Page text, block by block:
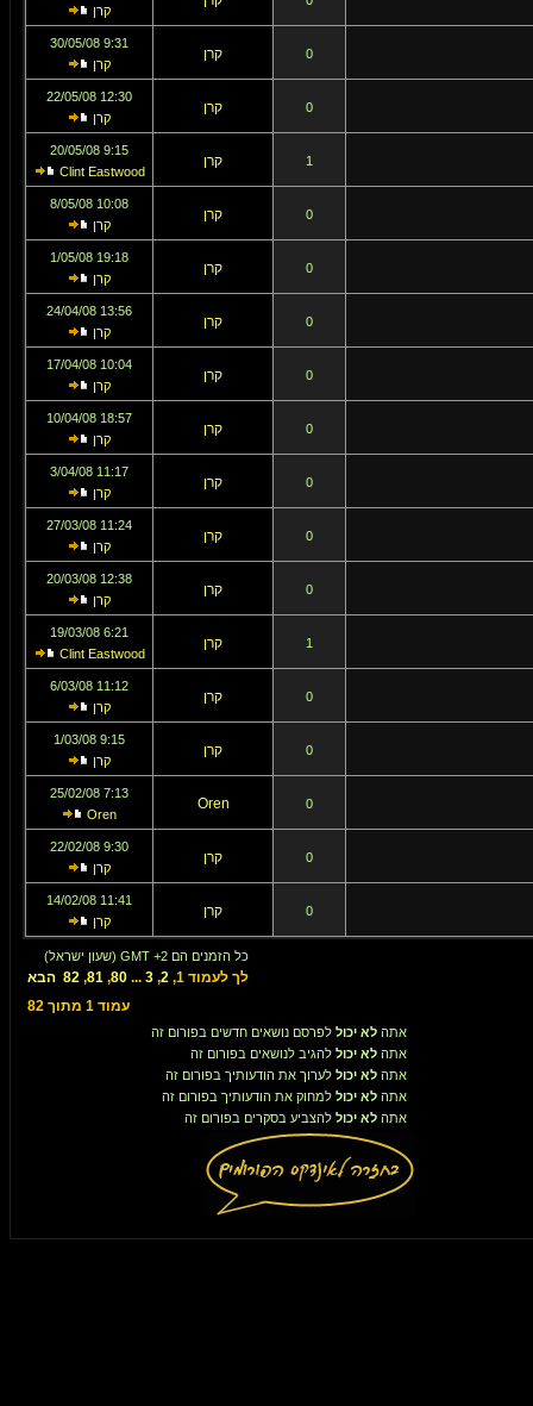
קרן
0 קרן
9:31 30/05/08
קרן
0 קרן
12:30 22/05/08
קרן
1 קרן
9:15 20/05/08
Clint Eastwood
0 קרן
10:08 8/05/08
קרן
0 קרן
19:18 1/05/08
קרן
0 קרן
13:56 24/04/08
קרן
0 קרן
10:04 17/04/08
קרן
0 קרן
18:57 10/04/08
קרן
0 קרן
11:17 3/04/08
קרן
0 קרן
11:24 27/03/08
קרן
0 קרן
12:38 20/03/08
קרן
1 קרן
6:21 19/03/08
Clint Eastwood
0 קרן
11:12 6/03/08
קרן
0 קרן
9:15 1/03/08
קרן
0
Oren
7:13 25/02/08
Oren
0 קרן
9:30 22/02/08
קרן
0 קרן
11:41 14/02/08
קרן
כל הזמנים הם GMT +2 (שעון ישראל)
לך לעמוד 1
,
2
,
3
...
80
,
81
,
82 הבא
עמוד 1 מתוך 82
אתה לא יכול לפרסם נושאים חדשים בפורום זה
אתה לא יכול להגיב לנושאים בפורום זה
אתה לא יכול לערוך את הודעותיך בפורום זה
אתה לא יכול למחוק את הודעותיך בפורום זה
אתה לא יכול להצביע בסקרים בפורום זה